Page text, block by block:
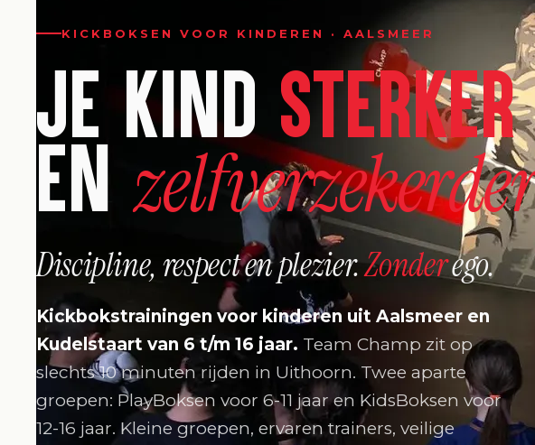
KICKBOKSEN VOOR KINDEREN · AALSMEER
JE KIND STERKER
EN
Discipline, respect en plezier.Zonderego.
Kickbokstrainingen voor kinderen uit Aalsmeer en
Kudelstaart van 6 t/m 16 jaar. Team Champ zit op
slechts 10 minuten rijden in Uithoorn. Twee aparte
groepen: PlayBoksen voor 6-11 jaar en KidsBoksen voor
12-16 jaar. Kleine groepen, ervaren trainers, veilige